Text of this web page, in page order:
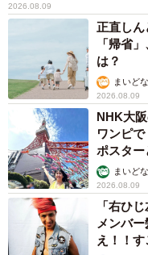
「緩和した内容」とし
の色」（32.2％）、「
の影響として「従業員
（29.5％）、「働きや
（28.8％）、「職場の
といった意見が聞かれ
2026.08.09
正直しん
「帰省
は？
まいど
2026.08.09
NHK大
ワンピ
ポスター
まいど
2026.08.09
「右ひ
メンバ
え！！